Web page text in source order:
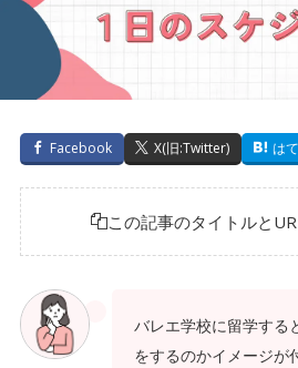
Facebook X(旧:Twitter) は
この記事のタイトルと
バレエ学校に留学する
をするのかイメージが